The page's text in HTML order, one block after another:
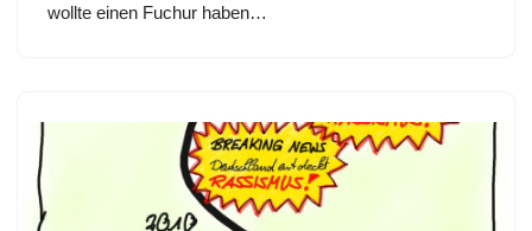
wollte einen Fuchur haben…